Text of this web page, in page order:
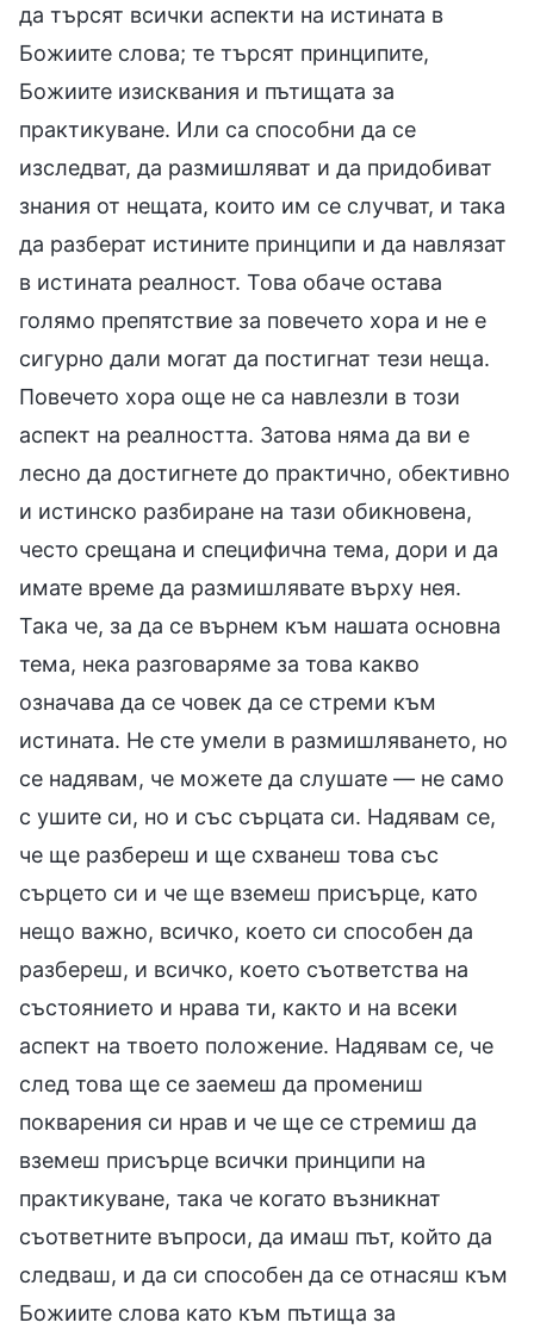
да търсят всички аспекти на истината в
Божиите слова; те търсят принципите,
Божиите изисквания и пътищата за
практикуване. Или са способни да се
изследват, да размишляват и да придобиват
знания от нещата, които им се случват, и така
да разберат истините принципи и да навлязат
в истината реалност. Това обаче остава
голямо препятствие за повечето хора и не е
сигурно дали могат да постигнат тези неща.
Повечето хора още не са навлезли в този
аспект на реалността. Затова няма да ви е
лесно да достигнете до практично, обективно
и истинско разбиране на тази обикновена,
често срещана и специфична тема, дори и да
имате време да размишлявате върху нея.
Така че, за да се върнем към нашата основна
тема, нека разговаряме за това какво
означава да се човек да се стреми към
истината. Не сте умели в размишляването, но
се надявам, че можете да слушате — не само
с ушите си, но и със сърцата си. Надявам се,
че ще разбереш и ще схванеш това със
сърцето си и че ще вземеш присърце, като
нещо важно, всичко, което си способен да
разбереш, и всичко, което съответства на
състоянието и нрава ти, както и на всеки
аспект на твоето положение. Надявам се, че
след това ще се заемеш да промениш
покварения си нрав и че ще се стремиш да
вземеш присърце всички принципи на
практикуване, така че когато възникнат
съответните въпроси, да имаш път, който да
следваш, и да си способен да се отнасяш към
Божиите слова като към пътища за